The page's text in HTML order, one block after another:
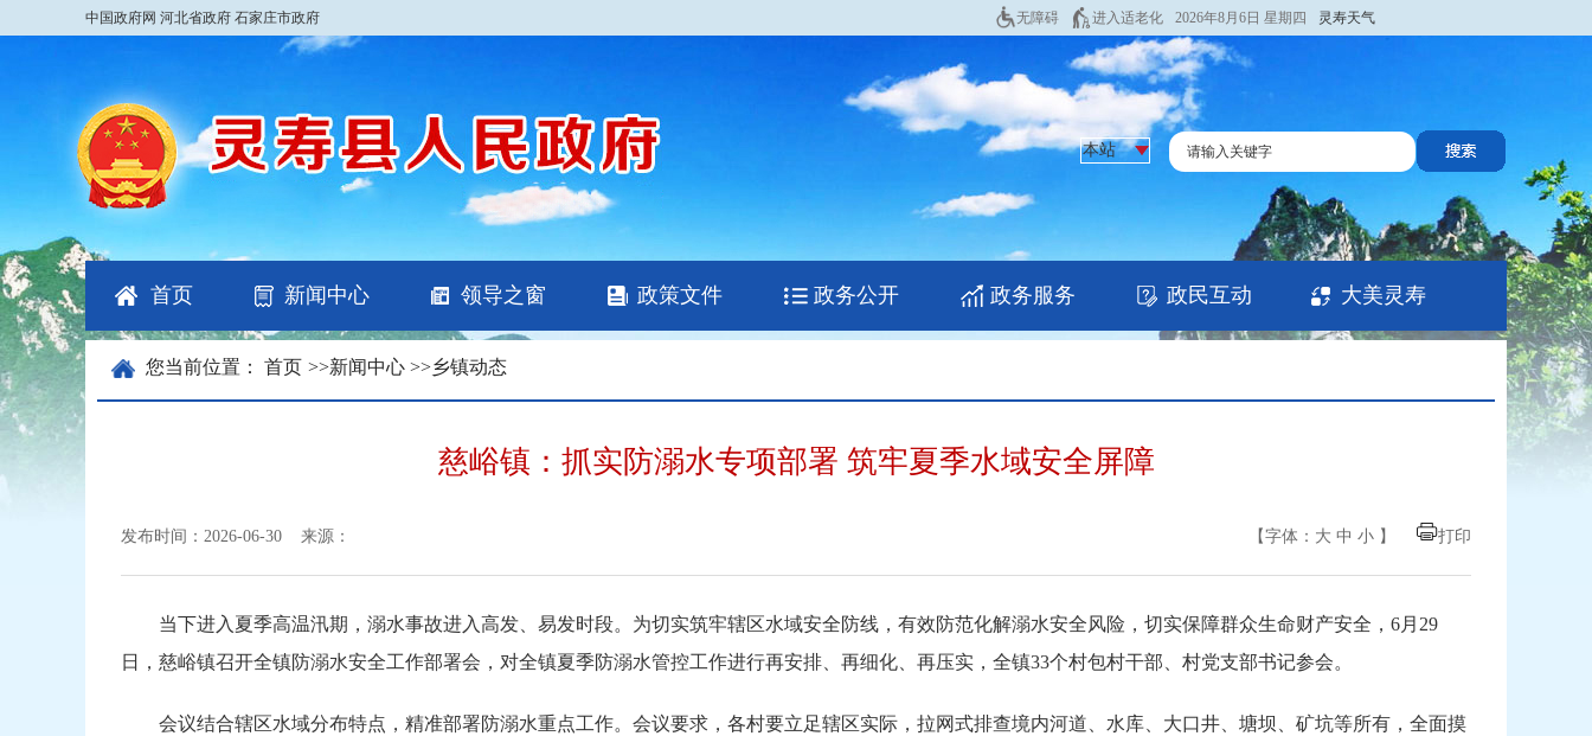
中国政府网 河北省政府 石家庄市政府 灵寿天气
无障碍 进入适老化 2026年8月6日 星期四
首页 新闻中心 领导之窗 政策文件 政务公开 政务服务 政民互动 大美灵寿
您当前位置： 首页 >>新闻中心 >>乡镇动态
慈峪镇：抓实防溺水专项部署 筑牢夏季水域安全屏障
发布时间：2026-06-30 来源： 【字体： 大 中 小 】 打印
当下进入夏季高温汛期，溺水事故进入高发、易发时段。为切实筑牢辖区水域安全防线，有效防范化解溺水安全风险，切实保障群众生命财产安全，6月29
日，慈峪镇召开全镇防溺水安全工作部署会，对全镇夏季防溺水管控工作进行再安排、再细化、再压实，全镇33个村包村干部、村党支部书记参会。
会议结合辖区水域分布特点，精准部署防溺水重点工作。会议要求，各村要立足辖区实际，拉网式排查境内河道、水库、大口井、塘坝、矿坑等所有，全面摸